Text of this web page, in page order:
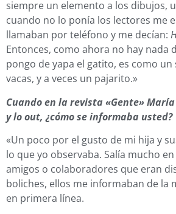
siempre un elemento a los dibujos,
cuando no lo ponía los lectores me
llamaban por teléfono y me decían:
Entonces, como ahora no hay nada
pongo de yapa el gatito, es como
vacas, y a veces un pajarito.»
Cuando en la revista «Gente»
y lo out, ¿cómo se informaba usted?
«Un poco por el gusto de mi hija y
lo que yo observaba. Salía mucho
amigos o colaboradores que eran
boliches, ellos me informaban de la
en primera línea.